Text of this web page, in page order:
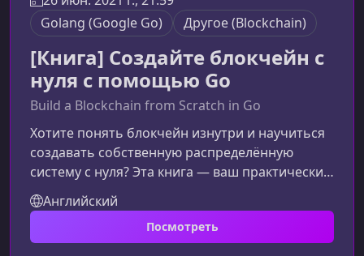
Golang (Google Go)
Другоe (Blockchain)
[Книга] Создайте блокчейн с
нуля с помощью Go
Build a Blockchain from Scratch in Go
Хотите понять блокчейн изнутри и научиться
создавать собственную распределённую
систему с нуля? Эта книга — ваш практический
проводник в мир блокчейн‑разработки на Go.
Никакой воды, только реальные компоненты,
рабочий код и прикладная криптография.Что
Английский
Посмотреть